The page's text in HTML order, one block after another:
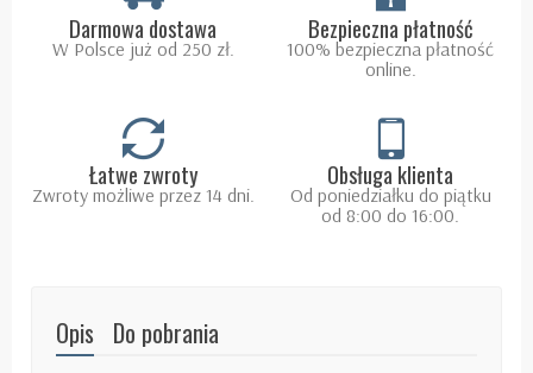
Darmowa dostawa
W Polsce już od 250 zł.
Bezpieczna płatność
100% bezpieczna płatność
online.
Łatwe zwroty
Zwroty możliwe przez 14 dni.
Obsługa klienta
Od poniedziałku do piątku
od 8:00 do 16:00.
Opis Do pobrania